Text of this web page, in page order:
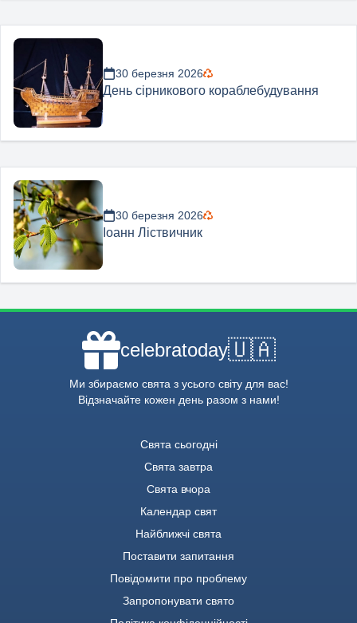
30 березня 2026
День сірникового кораблебудування
30 березня 2026
Іоанн Ліствичник
celebratoday🇺🇦
Ми збираємо свята з усього світу для вас!
Відзначайте кожен день разом з нами!
Свята сьогодні
Свята завтра
Свята вчора
Календар свят
Найближчі свята
Поставити запитання
Повідомити про проблему
Запропонувати свято